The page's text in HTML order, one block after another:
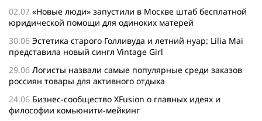
02.07 «Новые люди» запустили в Москве штаб бесплатной
юридической помощи для одиноких матерей
30.06 Эстетика старого Голливуда и летний нуар: Lilia Mai
представила новый сингл Vintage Girl
29.06 Логисты назвали самые популярные среди заказов
россиян товары для активного отдыха
24.06 Бизнес-сообщество XFusion о главных идеях и
философии комьюнити-мейкинг